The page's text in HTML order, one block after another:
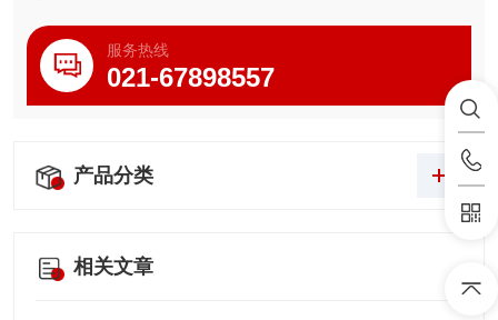
服务热线
021-67898557
产品分类
相关文章